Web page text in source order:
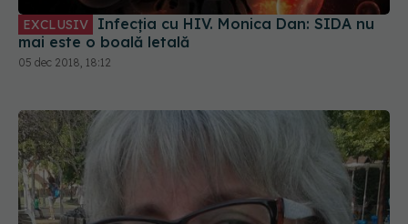
EXCLUSIV
mai este o boală letală
05 dec 2018, 18:12